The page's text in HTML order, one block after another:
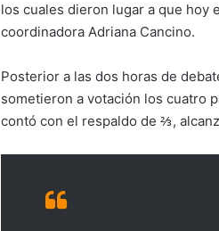
los cuales dieron lugar a que hoy
coordinadora Adriana Cancino.
Posterior a las dos horas de
sometieron a votación los cuatro
contó con el respaldo de ⅔,